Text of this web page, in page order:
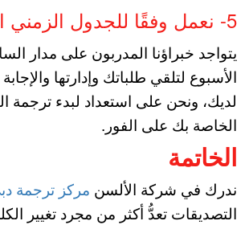
5- نعمل وفقًا للجدول الزمني الخاص بك:
يتواجد خبراؤنا المدربون على مدار
الأسبوع لتلقي طلباتك وإدارتها
لديك، ونحن على استعداد لبدء ترجمة
الخاصة بك على الفور.
الخاتمة
ندرك في شركة الألسن مركز ترجمة
التصديقات تعدُّ أكثر من مجرد تغيير